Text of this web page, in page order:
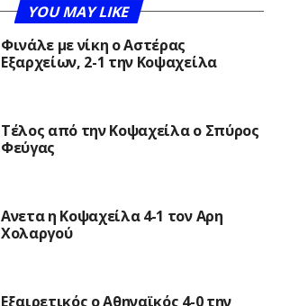
YOU MAY LIKE
Φινάλε με νίκη ο Αστέρας
Εξαρχείων, 2-1 την Κοψαχείλα
Τέλος από την Κοψαχείλα ο Σπύρος
Φεύγας
Ανετα η Κοψαχείλα 4-1 τον Αρη
Χολαργού
Εξαιρετικός ο Αθηναϊκός 4-0 την